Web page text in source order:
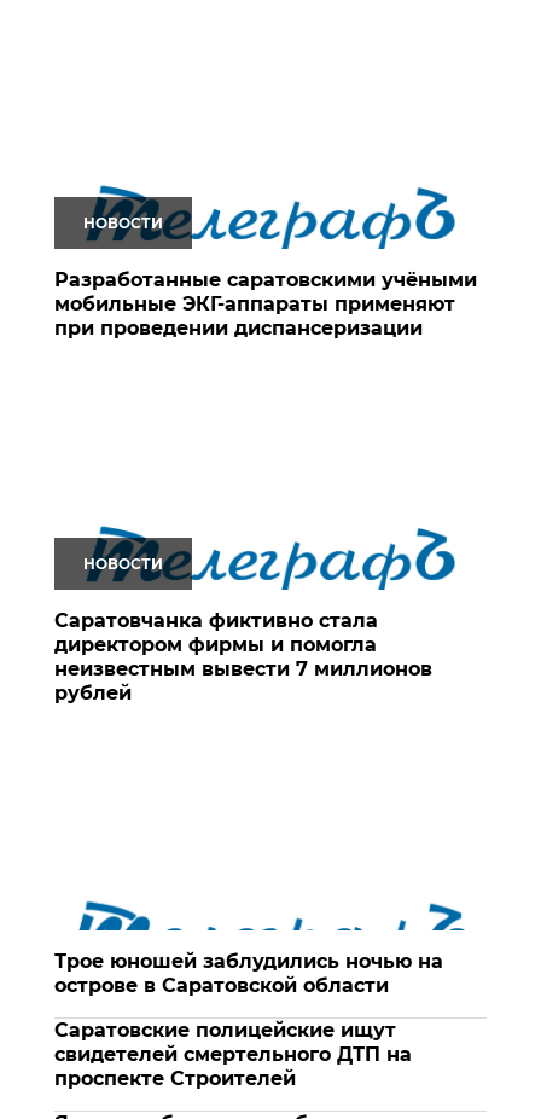
НОВОСТИ
Разработанные саратовскими учёными
мобильные ЭКГ-аппараты применяют
при проведении диспансеризации
НОВОСТИ
Саратовчанка фиктивно стала
директором фирмы и помогла
неизвестным вывести 7 миллионов
рублей
Трое юношей заблудились ночью на
острове в Саратовской области
Саратовские полицейские ищут
свидетелей смертельного ДТП на
проспекте Строителей